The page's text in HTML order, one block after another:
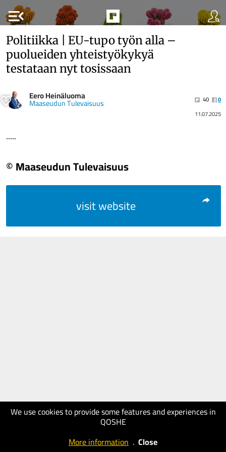
menu_open
We use cookies to provide some features and experiences in
QOSHE
More information . Close
Politiikka | EU-tupo työn alla –
puolueiden yhteistyökykyä
testataan nyt tosissaan
Eero Heinäluoma
Maaseudun Tulevaisuus 40
0
11.07.2025
.....
© Maaseudun Tulevaisuus
visit website